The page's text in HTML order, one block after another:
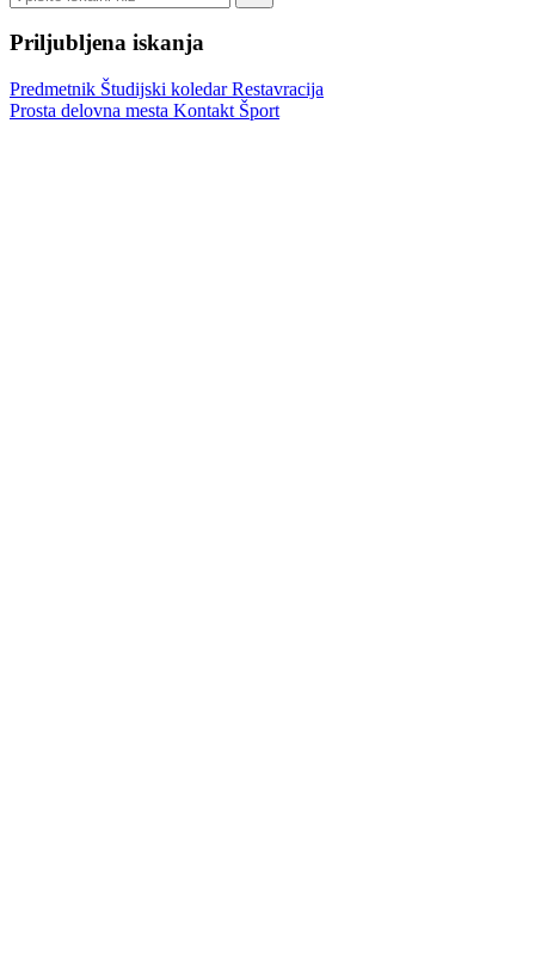
Priljubljena iskanja
Predmetnik Študijski koledarRestavracija
Prosta delovna mesta Kontakt Šport